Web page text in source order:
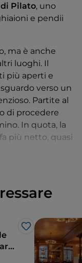
Pilato, uno
e pendii
ma è anche
luoghi. Il
più aperti e
verso un
Partite al
di procedere
In quota, la
più netto, quasi
i contorni
anche storie e
sue acque
Pilato, e
che lo rende
Like